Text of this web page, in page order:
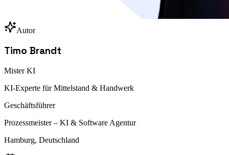
Autor
Timo Brandt
Mister KI
KI-Experte für Mittelstand & Handwerk
Geschäftsführer
Prozessmeister – KI & Software Agentur
Hamburg, Deutschland